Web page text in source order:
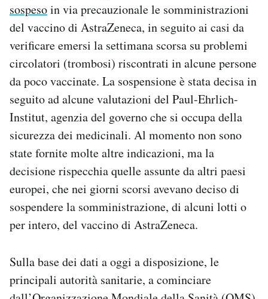
CALENDARIO
AREA PERSONALE
Area Personale
Newsletter
Notifiche mobile
Regala il Post
Hai bisogno di aiuto?
sospesoin via precauzionale le somministrazioni
del vaccino di AstraZeneca, in seguito ai casi da
verificare emersi la settimana scorsa su problemi
circolatori (trombosi) riscontrati in alcune persone
da poco vaccinate. La sospensione è stata decisa in
seguito ad alcune valutazioni del Paul-Ehrlich-
Institut, agenzia del governo che si occupa della
sicurezza dei medicinali. Al momento non sono
state fornite molte altre indicazioni, ma la
decisione rispecchia quelle assunte da altri paesi
europei, che nei giorni scorsi avevano deciso di
sospendere la somministrazione, di alcuni lotti o
per intero, del vaccino di AstraZeneca.
Sulla base dei dati a oggi a disposizione, le
principali autorità sanitarie, a cominciare